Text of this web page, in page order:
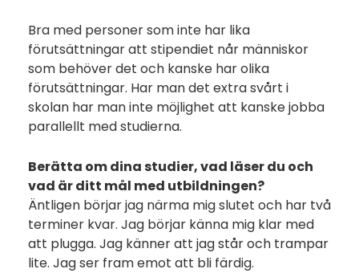
Bra med personer som inte har lika
förutsättningar att stipendiet når människor
som behöver det och kanske har olika
förutsättningar. Har man det extra svårt i
skolan har man inte möjlighet att kanske jobba
parallellt med studierna.
Berätta om dina studier, vad läser du och
vad är ditt mål med utbildningen?
Äntligen börjar jag närma mig slutet och har två
terminer kvar. Jag börjar känna mig klar med
att plugga. Jag känner att jag står och trampar
lite. Jag ser fram emot att bli färdig.